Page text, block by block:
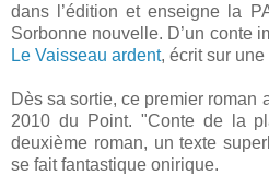
dans l’édition et enseigne la
Sorbonne nouvelle. D’un conte
Le Vaisseau ardent, écrit sur
Dès sa sortie, ce premier
2010 du Point. "Conte de la
deuxième roman, un texte
se fait fantastique onirique.